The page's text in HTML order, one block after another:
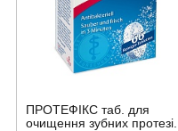
ПРОТЕФІКС таб. для
очищення зубних протезі...